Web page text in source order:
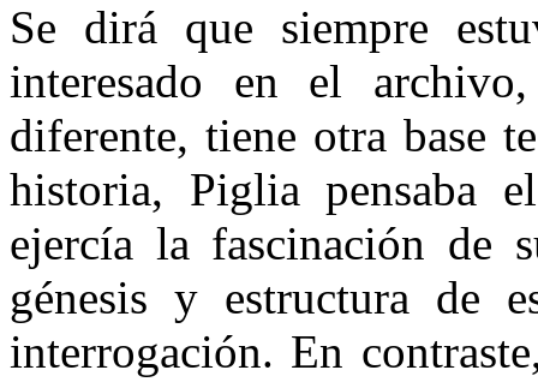
Se dirá que siempre
interesado en el
diferente, tiene otra base
historia, Piglia pensaba
ejercía la fascinación de
génesis y estructura de
interrogación. En